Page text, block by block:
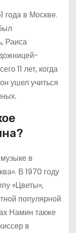
года в Москве.
Раиса
11 лет, когда
ушел учиться
в
В 1970 году
«Цветы»,
популярной
Намин также
в